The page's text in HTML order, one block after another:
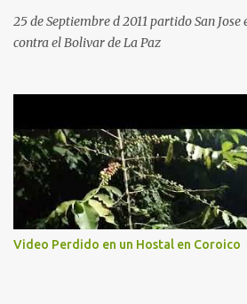
25 de Septiembre d 2011 partido San
contra el Bolivar de La Paz
Video Perdido en un Hostal en Coroico